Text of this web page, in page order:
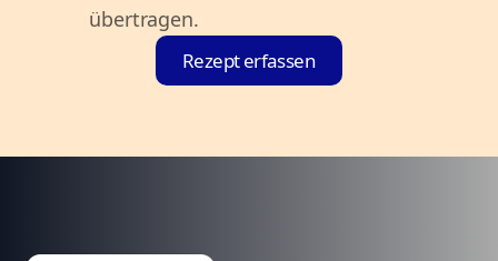
übertragen.
Rezept erfassen